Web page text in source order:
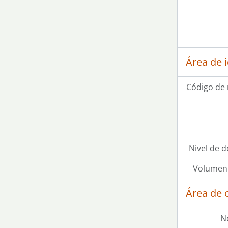
Área de
Código
Nivel de
Área de